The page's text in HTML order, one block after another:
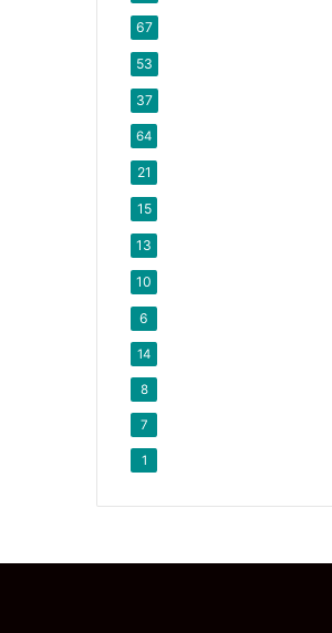
67
53
37
64
21
15
13
10
6
14
8
7
1